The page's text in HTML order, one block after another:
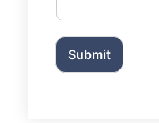
Submit